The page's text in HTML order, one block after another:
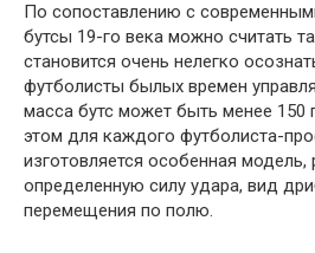
По сопоставлению с
бутсы 19-го века можно считать
становится очень нелегко
футболисты былых времен
масса бутс может быть менее 150
этом для каждого футболиста-
изготовляется особенная модель,
определенную силу удара, вид
перемещения по полю.